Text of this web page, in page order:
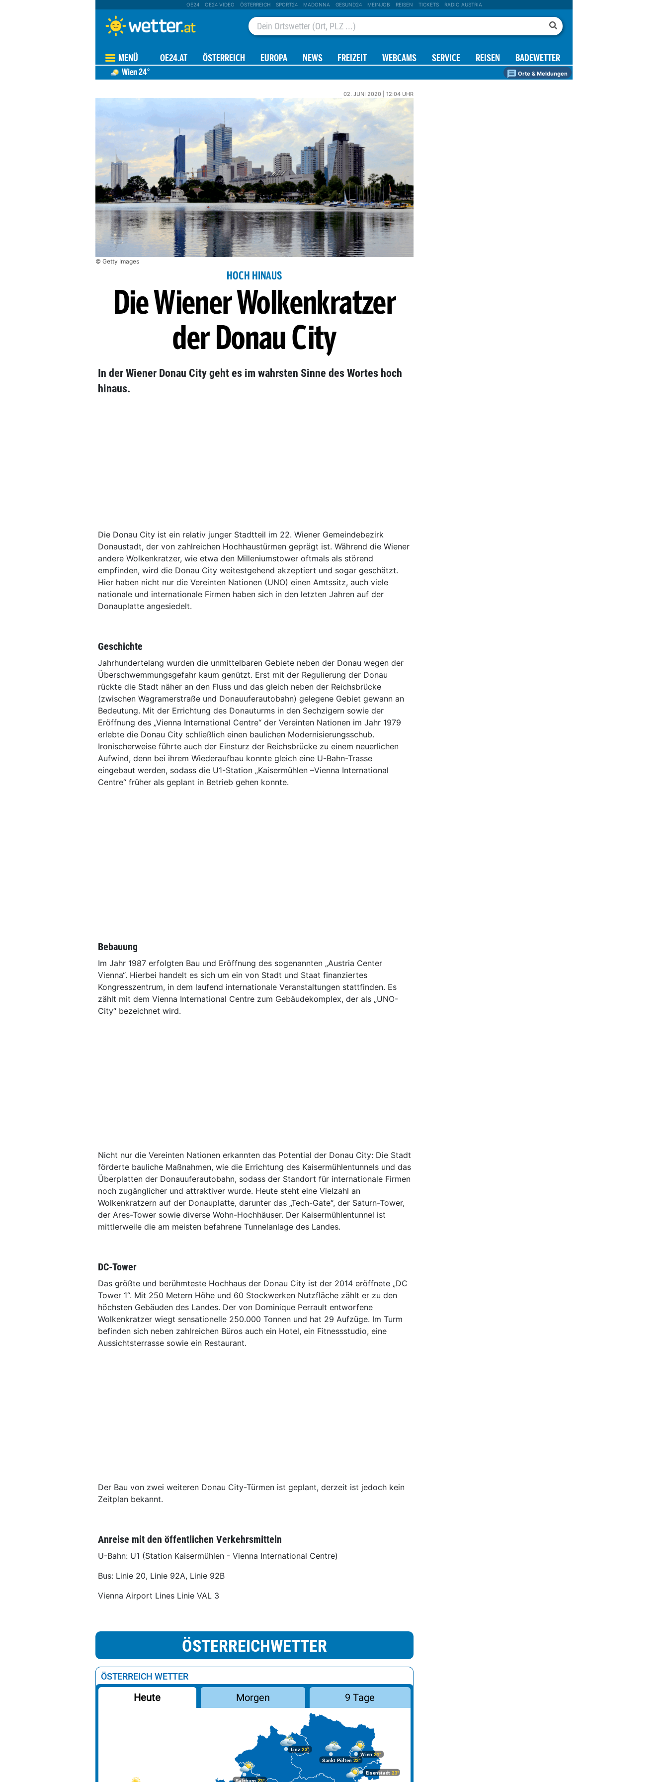
OE24 OE24 VIDEO ÖSTERREICH SPORT24 MADONNA GESUND24 MEINJOB REISEN TICKETS RADIO AUSTRIA
MENÜ OE24.AT ÖSTERREICH EUROPA NEWS FREIZEIT WEBCAMS SERVICE REISEN BADEWETTER
HEUTE 48 STUNDEN
Wien24° Orte & Meldungen
02. JUNI 2020 | 12:04 UHR
© Getty Images
HOCH HINAUS
Die Wiener Wolkenkratzer
der Donau City
In der Wiener Donau City geht es im wahrsten Sinne des Wortes hoch
hinaus.
Die Donau City ist ein relativ junger Stadtteil im 22. Wiener Gemeindebezirk
Donaustadt, der von zahlreichen Hochhaustürmen geprägt ist. Während die Wiener
andere Wolkenkratzer, wie etwa den Milleniumstower oftmals als störend
empfinden, wird die Donau City weitestgehend akzeptiert und sogar geschätzt.
Hier haben nicht nur die Vereinten Nationen (UNO) einen Amtssitz, auch viele
nationale und internationale Firmen haben sich in den letzten Jahren auf der
Donauplatte angesiedelt.
Geschichte
Jahrhundertelang wurden die unmittelbaren Gebiete neben der Donau wegen der
Überschwemmungsgefahr kaum genützt. Erst mit der Regulierung der Donau
rückte die Stadt näher an den Fluss und das gleich neben der Reichsbrücke
(zwischen Wagramerstraße und Donauuferautobahn) gelegene Gebiet gewann an
Bedeutung. Mit der Errichtung des Donauturms in den Sechzigern sowie der
Eröffnung des „Vienna International Centre“ der Vereinten Nationen im Jahr 1979
erlebte die Donau City schließlich einen baulichen Modernisierungsschub.
Ironischerweise führte auch der Einsturz der Reichsbrücke zu einem neuerlichen
Aufwind, denn bei ihrem Wiederaufbau konnte gleich eine U-Bahn-Trasse
eingebaut werden, sodass die U1-Station „Kaisermühlen –Vienna International
Centre“ früher als geplant in Betrieb gehen konnte.
Bebauung
Im Jahr 1987 erfolgten Bau und Eröffnung des sogenannten „Austria Center
Vienna“. Hierbei handelt es sich um ein von Stadt und Staat finanziertes
Kongresszentrum, in dem laufend internationale Veranstaltungen stattfinden. Es
zählt mit dem Vienna International Centre zum Gebäudekomplex, der als „UNO-
City“ bezeichnet wird.
Nicht nur die Vereinten Nationen erkannten das Potential der Donau City: Die Stadt
förderte bauliche Maßnahmen, wie die Errichtung des Kaisermühlentunnels und das
Überplatten der Donauuferautobahn, sodass der Standort für internationale Firmen
noch zugänglicher und attraktiver wurde. Heute steht eine Vielzahl an
Wolkenkratzern auf der Donauplatte, darunter das „Tech-Gate“, der Saturn-Tower,
der Ares-Tower sowie diverse Wohn-Hochhäuser. Der Kaisermühlentunnel ist
mittlerweile die am meisten befahrene Tunnelanlage des Landes.
DC-Tower
Das größte und berühmteste Hochhaus der Donau City ist der 2014 eröffnete „DC
Tower 1“. Mit 250 Metern Höhe und 60 Stockwerken Nutzfläche zählt er zu den
höchsten Gebäuden des Landes. Der von Dominique Perrault entworfene
Wolkenkratzer wiegt sensationelle 250.000 Tonnen und hat 29 Aufzüge. Im Turm
befinden sich neben zahlreichen Büros auch ein Hotel, ein Fitnessstudio, eine
Aussichtsterrasse sowie ein Restaurant.
Der Bau von zwei weiteren Donau City-Türmen ist geplant, derzeit ist jedoch kein
Zeitplan bekannt.
Anreise mit den öffentlichen Verkehrsmitteln
U-Bahn: U1 (Station Kaisermühlen - Vienna International Centre)
Bus: Linie 20, Linie 92A, Linie 92B
Vienna Airport Lines Linie VAL 3
ÖSTERREICHWETTER
ÖSTERREICH WETTER
Heute Morgen 9 Tage
Linz 23°
Salzburg23°
Wien 24°
Eisenstadt 23°
Sankt Pölten 22°